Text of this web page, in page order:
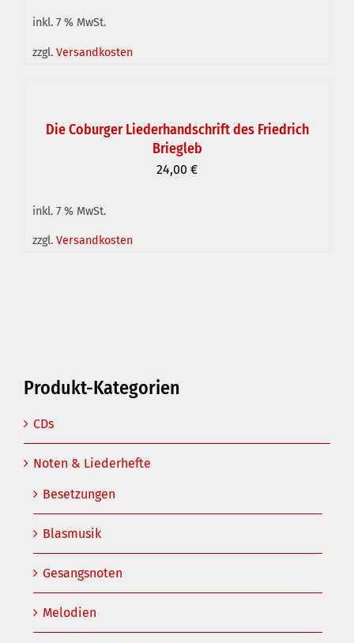
inkl. 7 % MwSt.
zzgl. Versandkosten
Die Coburger Liederhandschrift des Friedrich
Briegleb
24,00 €
inkl. 7 % MwSt.
zzgl. Versandkosten
Produkt-Kategorien
CDs
Noten & Liederhefte
Besetzungen
Blasmusik
Gesangsnoten
Melodien